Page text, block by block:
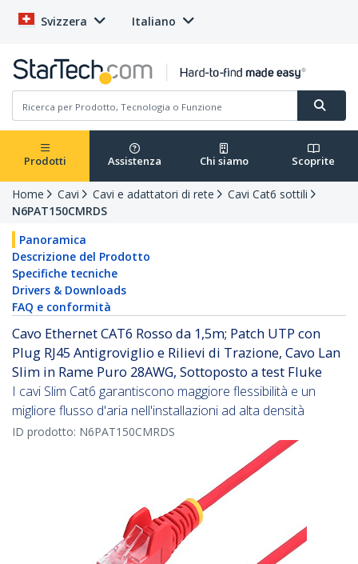
Svizzera Italiano
Prodotti Assistenza Chi siamo Scoprite
Home Cavi Cavi e adattatori di rete
Cavi Cat6 sottili
N6PAT150CMRDS
Panoramica
Descrizione del Prodotto
Specifiche tecniche
Drivers & Downloads
FAQ e conformità
Cavo Ethernet CAT6 Rosso da 1,5m; Patch UTP con
Plug RJ45 Antigroviglio e Rilievi di Trazione, Cavo Lan
Slim in Rame Puro 28AWG, Sottoposto a test Fluke
I cavi Slim Cat6 garantiscono maggiore flessibilità e un
migliore flusso d'aria nell'installazioni ad alta densità
ID prodotto: N6PAT150CMRDS